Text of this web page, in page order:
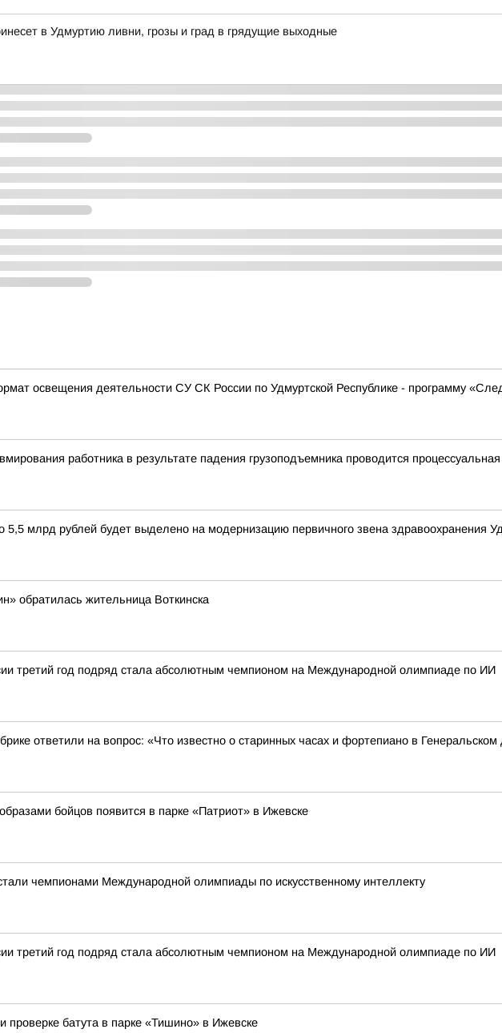
в Удмуртию ливни, грозы и град в грядущие выходные
освещения деятельности СУ СК России по Удмуртской Республике - программу
работника в результате падения грузоподъемника проводится процессуальная
млрд рублей будет выделено на модернизацию первичного звена здравоохранения
обратилась жительница Воткинска
третий год подряд стала абсолютным чемпионом на Международной олимпиаде по ИИ
ответили на вопрос: «Что известно о старинных часах и фортепиано в
бойцов появится в парке «Патриот» в Ижевске
чемпионами Международной олимпиады по искусственному интеллекту
третий год подряд стала абсолютным чемпионом на Международной олимпиаде по ИИ
батута в парке «Тишино» в Ижевске